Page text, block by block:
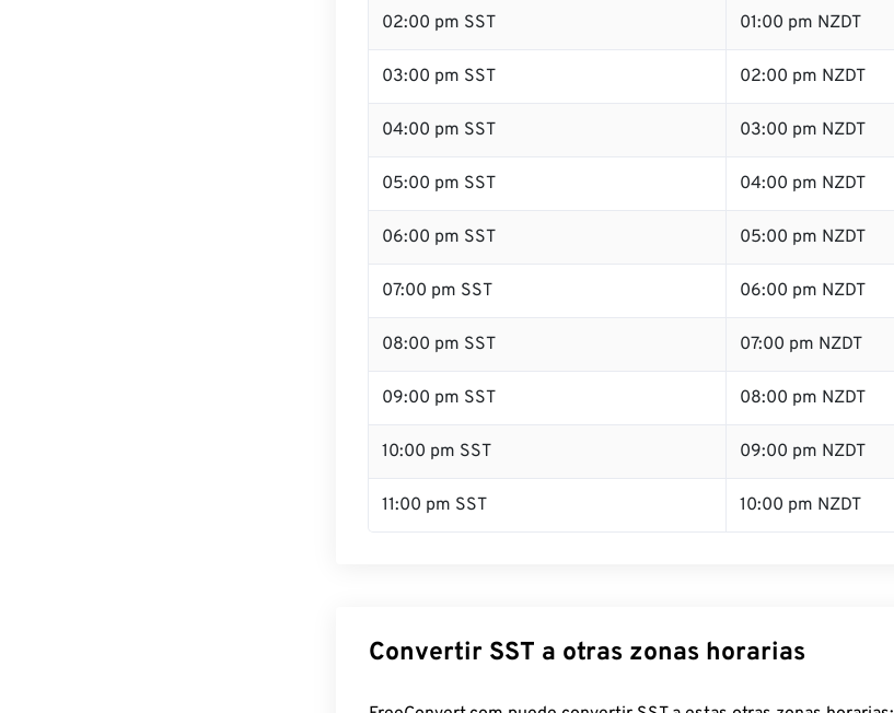
02:00 pm SST 01:00 pm NZDT
03:00 pm SST 02:00 pm NZDT
04:00 pm SST 03:00 pm NZDT
05:00 pm SST 04:00 pm NZDT
06:00 pm SST 05:00 pm NZDT
07:00 pm SST 06:00 pm NZDT
08:00 pm SST 07:00 pm NZDT
09:00 pm SST 08:00 pm NZDT
10:00 pm SST 09:00 pm NZDT
11:00 pm SST 10:00 pm NZDT
Convertir SST a otras zonas horarias